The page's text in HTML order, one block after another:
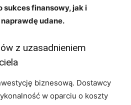
sukces finansowy, jak i
udane.
z uzasadnieniem
biznesową. Dostawcy
w oparciu o koszty